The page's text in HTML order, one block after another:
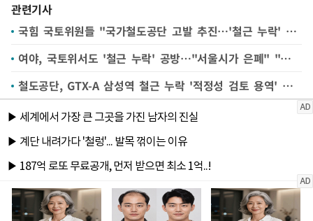
관련기사
국힘 국토위원들 "국가철도공단 고발 추진…'철근 누락' 보고 왜곡"
여야, 국토위서도 '철근 누락' 공방…"서울시가 은폐" "국토부가 인지 못 해"(종합)
철도공단, GTX-A 삼성역 철근 누락 '적정성 검토 용역' 착수